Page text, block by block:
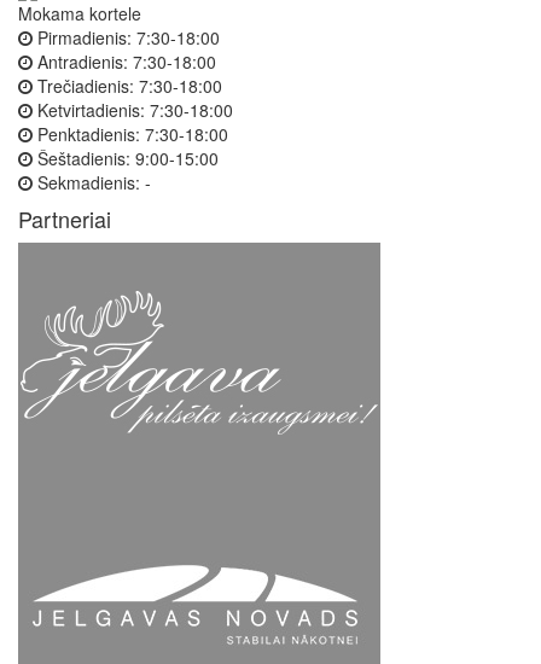
Mokama kortele
Pirmadienis: 7:30-18:00
Antradienis: 7:30-18:00
Trečiadienis: 7:30-18:00
Ketvirtadienis: 7:30-18:00
Penktadienis: 7:30-18:00
Šeštadienis: 9:00-15:00
Sekmadienis: -
Partneriai